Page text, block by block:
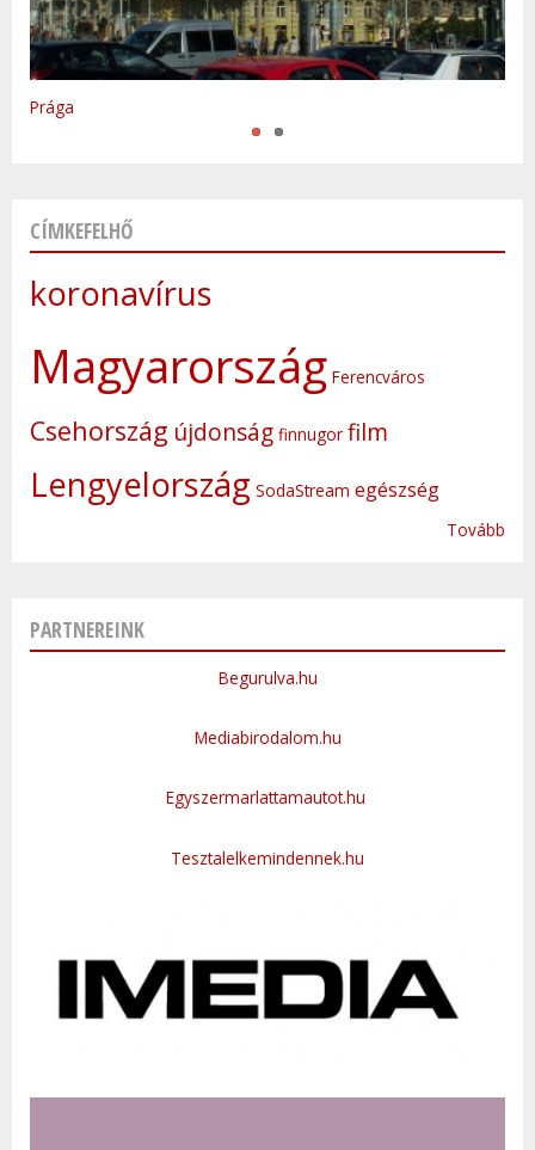
Prága
Varsó
CÍMKEFELHŐ
koronavírus
Magyarország Ferencváros
Csehország újdonság finnugor film
Lengyelország SodaStream egészség
Tovább
PARTNEREINK
Begurulva.hu
Mediabirodalom.hu
Egyszermarlattamautot.hu
Tesztalelkemindennek.hu